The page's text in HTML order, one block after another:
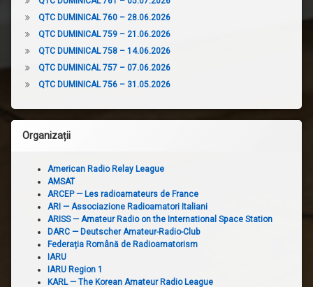
QTC DUMINICAL 760 – 28.06.2026
QTC DUMINICAL 759 – 21.06.2026
QTC DUMINICAL 758 – 14.06.2026
QTC DUMINICAL 757 – 07.06.2026
QTC DUMINICAL 756 – 31.05.2026
Organizații
American Radio Relay League
AMSAT
ARCEP — Les radioamateurs de France
ARI — Associazione Radioamatori Italiani
ARISS — Amateur Radio on the International Space Station
DARC — Deutscher Amateur-Radio-Club
Federația Română de Radioamatorism
IARU
IARU Region 1
KARL — The Korean Amateur Radio League